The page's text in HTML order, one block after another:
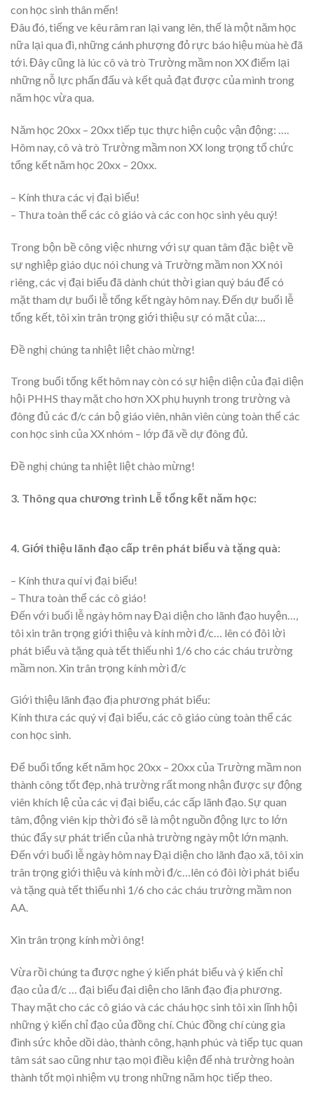
con học sinh thân mến!
Đâu đó, tiếng ve kêu râm ran lại vang lên, thế là một năm học
nữa lại qua đi, những cánh phượng đỏ rực báo hiệu mùa hè đã
tới. Đây cũng là lúc cô và trò Trường mầm non XX điểm lại
những nỗ lực phấn đấu và kết quả đạt được của mình trong
năm học vừa qua.
Năm học 20xx – 20xx tiếp tục thực hiện cuộc vận động: ….
Hôm nay, cô và trò Trường mầm non XX long trọng tổ chức
tổng kết năm học 20xx – 20xx.
– Kính thưa các vị đại biểu!
– Thưa toàn thể các cô giáo và các con học sinh yêu quý!
Trong bộn bề công việc nhưng với sự quan tâm đặc biệt về
sự nghiệp giáo dục nói chung và Trường mầm non XX nói
riêng, các vị đại biểu đã dành chút thời gian quý báu để có
mặt tham dự buổi lễ tổng kết ngày hôm nay. Đến dự buổi lễ
tổng kết, tôi xin trân trọng giới thiệu sự có mặt của:…
Đề nghị chúng ta nhiệt liệt chào mừng!
Trong buổi tổng kết hôm nay còn có sự hiện diện của đại diện
hội PHHS thay mặt cho hơn XX phụ huynh trong trường và
đông đủ các đ/c cán bộ giáo viên, nhân viên cùng toàn thể các
con học sinh của XX nhóm – lớp đã về dự đông đủ.
Đề nghị chúng ta nhiệt liệt chào mừng!
3. Thông qua chương trình Lễ tổng kết năm học:
4. Giới thiệu lãnh đạo cấp trên phát biểu và tặng quà:
– Kính thưa quí vị đại biểu!
– Thưa toàn thể các cô giáo!
Đến với buổi lễ ngày hôm nay Đại diện cho lãnh đạo huyện…,
tôi xin trân trọng giới thiệu và kính mời đ/c… lên có đôi lời
phát biểu và tặng quà tết thiếu nhi 1/6 cho các cháu trường
mầm non. Xin trân trọng kính mời đ/c
Giới thiệu lãnh đạo địa phương phát biểu:
Kính thưa các quý vị đại biểu, các cô giáo cùng toàn thể các
con học sinh.
Để buổi tổng kết năm học 20xx – 20xx của Trường mầm non
thành công tốt đẹp, nhà trường rất mong nhận được sự động
viên khích lệ của các vị đại biểu, các cấp lãnh đạo. Sự quan
tâm, động viên kịp thời đó sẽ là một nguồn động lực to lớn
thúc đẩy sự phát triển của nhà trường ngày một lớn mạnh.
Đến với buổi lễ ngày hôm nay Đại diện cho lãnh đạo xã, tôi xin
trân trọng giới thiệu và kính mời đ/c…lên có đôi lời phát biểu
và tặng quà tết thiếu nhi 1/6 cho các cháu trường mầm non
AA.
Xin trân trọng kính mời ông!
Vừa rồi chúng ta được nghe ý kiến phát biểu và ý kiến chỉ
đạo của đ/c … đại biểu đại diện cho lãnh đạo địa phương.
Thay mặt cho các cô giáo và các cháu học sinh tôi xin lĩnh hội
những ý kiến chỉ đạo của đồng chí. Chúc đồng chí cùng gia
đình sức khỏe dồi dào, thành công, hạnh phúc và tiếp tục quan
tâm sát sao cũng như tạo mọi điều kiện để nhà trường hoàn
thành tốt mọi nhiệm vụ trong những năm học tiếp theo.